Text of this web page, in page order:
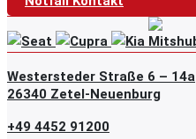
Westersteder Straße 6 – 14a
26340 Zetel-Neuenburg
+49 4452 91200